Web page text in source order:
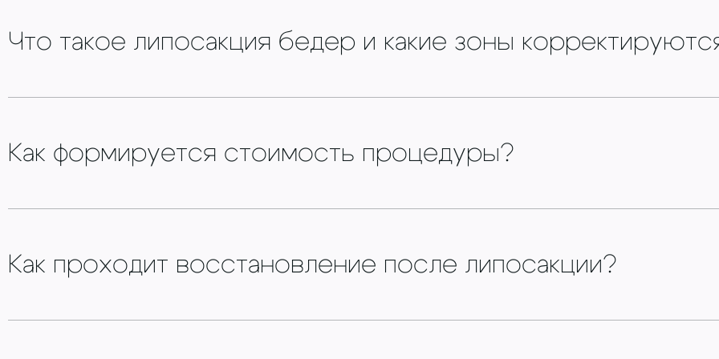
Что такое липосакция бедер и какие зоны
Как формируется стоимость процедуры?
Как проходит восстановление после липосакции?